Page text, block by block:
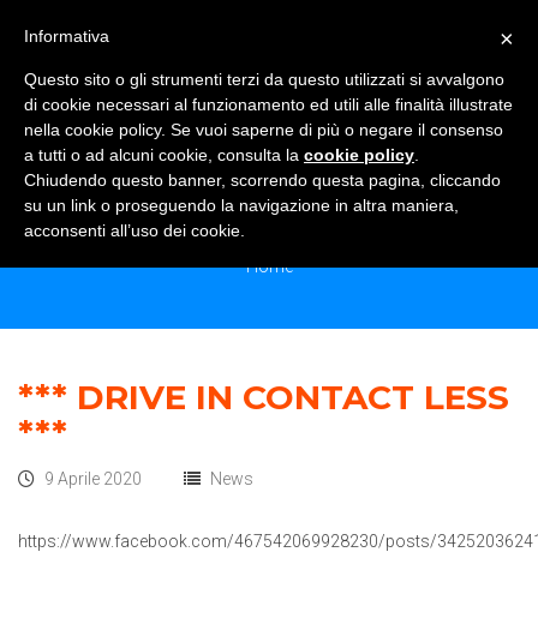
MONTHLY ARCHIVES:<SPAN> APRILE
2020</SPAN>
Home
*** DRIVE IN CONTACT LESS
***
9 Aprile 2020 News
https://www.facebook.com/467542069928230/posts/
×
Informativa
Questo sito o gli strumenti terzi da questo utilizzati si avvalgono
di cookie necessari al funzionamento ed utili alle finalità illustrate
nella cookie policy. Se vuoi saperne di più o negare il consenso
a tutti o ad alcuni cookie, consulta la cookie policy
Chiudendo questo banner, scorrendo questa pagina, cliccando
su un link o proseguendo la navigazione in altra maniera,
acconsenti all’uso dei cookie.